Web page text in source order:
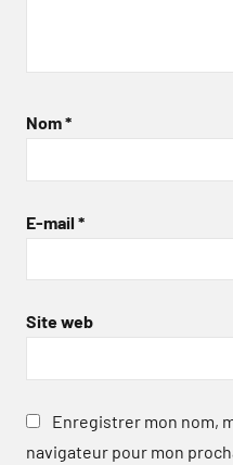
Nom*
E-mail *
Site web
Enregistrer mon nom,
navigateur pour mon